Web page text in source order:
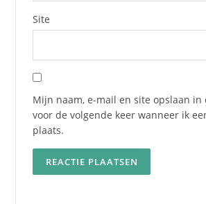
Site
Mijn naam, e-mail en site opslaan in
voor de volgende keer wanneer ik
plaats.